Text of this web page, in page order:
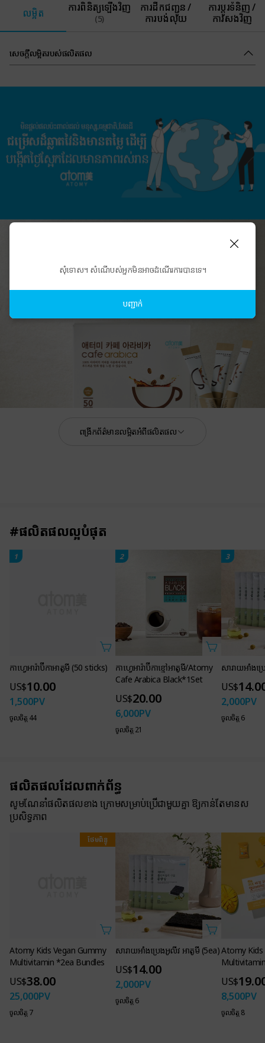
លម្អិត ការពិនិត្យឡើងវិញ
(5)
ការដឹកជញ្ជូន /
ការបង់លុយ
ការប្តូរទំនិញ /
ការសងវិញ
សេចក្ដីលម្អិតរបស់ផលិតផល
ពង្រីកព័ត៌មានលម្អិតអំពីផលិតផល
#ផលិតផលល្អបំផុត
1
កាហេ្វអារ៉ាប៊ីកាអាតូមី (50 sticks) 2
កាហេ្វអារ៉ាប៊ីកាខ្មៅអាតូមី/Atomy
Cafe Arabica Black*1Set
US$20.00
6,000PV
ចូលចិត្ត 21
3
សារាយអាំងប្
US$
2,000PV
ចូលចិត្ត 6
ផលិតផលដែលពាក់ព័ន្ធ
សូមណែនាំផលិតផលខាង ក្រោមសម្រាប់ប្រើជាមួយគ្នា ឱ្យកាន់តែមានស
ប្រសិទ្ធភាព
ថែមពិន្ទុ
Atomy Kids Vegan Gummy
Multivitamin *2ea Bundles
US$38.00
25,000PV
ចូលចិត្ត 7
សារាយអាំងប្រេងអូលីវ អាតូមី (5ea)
US$14.00
2,000PV
ចូលចិត្ត 6
Atomy Kids
US$
8,500PV
ចូលចិត្ត 8
សុំទោស។ សំណើបស់អ្នកមិនអាចដំណើរការបានទេ។
បញ្ជាក់